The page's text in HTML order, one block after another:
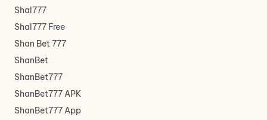
Shal777
Shal777 Free
Shan Bet 777
ShanBet
ShanBet777
ShanBet777 APK
ShanBet777 App